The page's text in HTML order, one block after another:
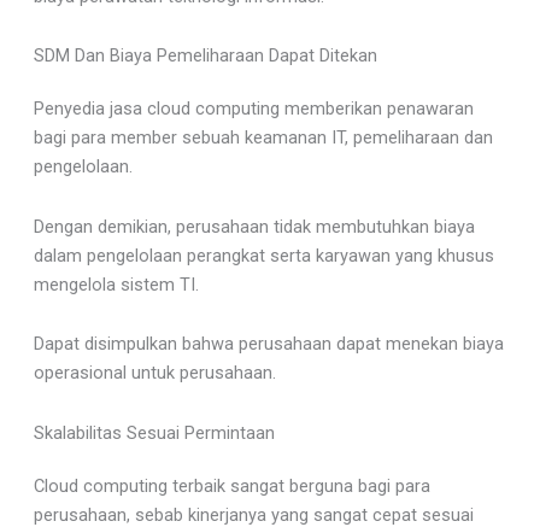
SDM Dan Biaya Pemeliharaan Dapat Ditekan
Penyedia jasa cloud computing memberikan penawaran
bagi para member sebuah keamanan IT, pemeliharaan dan
pengelolaan.
Dengan demikian, perusahaan tidak membutuhkan biaya
dalam pengelolaan perangkat serta karyawan yang khusus
mengelola sistem TI.
Dapat disimpulkan bahwa perusahaan dapat menekan biaya
operasional untuk perusahaan.
Skalabilitas Sesuai Permintaan
Cloud computing terbaik sangat berguna bagi para
perusahaan, sebab kinerjanya yang sangat cepat sesuai